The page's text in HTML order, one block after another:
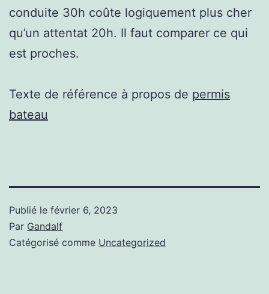
conduite 30h coûte logiquement plus cher
qu’un attentat 20h. Il faut comparer ce qui
est proches.
Texte de référence à propos de permis
bateau
Publié le février 6, 2023
Par Gandalf
Catégorisé comme Uncategorized